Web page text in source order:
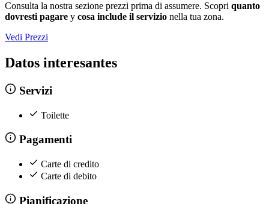
Consulta la nostra sezione prezzi prima di assumere. Scopri quanto
dovresti pagare y cosa include il servizio nella tua zona.
Vedi Prezzi
Datos interesantes
Servizi
Toilette
Pagamenti
Carte di credito
Carte di debito
Pianificazione